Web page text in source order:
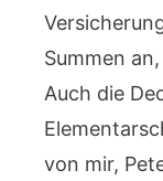
Summen
Auch die
von mir,